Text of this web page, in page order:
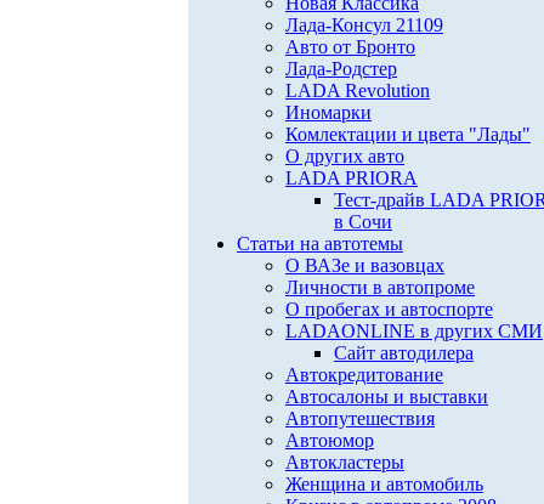
Лада-Консул 21109
Авто от Бронто
Лада-Родстер
LADA Revolution
Иномарки
Комлектации и цвета "Лады"
О других авто
LADA PRIORA
Тест-драйв LADA
в Сочи
Статьи на автотемы
О ВАЗе и вазовцах
Личности в автопроме
О пробегах и автоспорте
LADAONLINE в других СМИ
Сайт автодилера
Автокредитование
Автосалоны и выставки
Автопутешествия
Автоюмор
Автокластеры
Женщина и автомобиль